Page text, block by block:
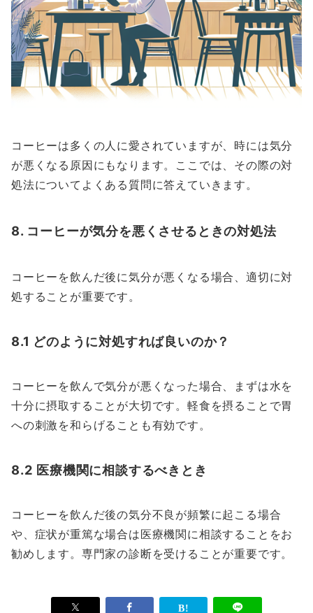
コーヒーは多くの人に愛されていますが、時には気分
が悪くなる原因にもなります。ここでは、その際の対
処法についてよくある質問に答えていきます。
8. コーヒーが気分を悪くさせるときの対処法
コーヒーを飲んだ後に気分が悪くなる場合、適切に対
処することが重要です。
8.1 どのように対処すれば良いのか？
コーヒーを飲んで気分が悪くなった場合、まずは水を
十分に摂取することが大切です。軽食を摂ることで胃
への刺激を和らげることも有効です。
8.2 医療機関に相談するべきとき
コーヒーを飲んだ後の気分不良が頻繁に起こる場合
や、症状が重篤な場合は医療機関に相談することをお
勧めします。専門家の診断を受けることが重要です。